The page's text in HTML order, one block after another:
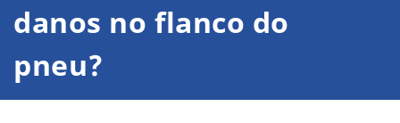
danos no flanco do
pneu?